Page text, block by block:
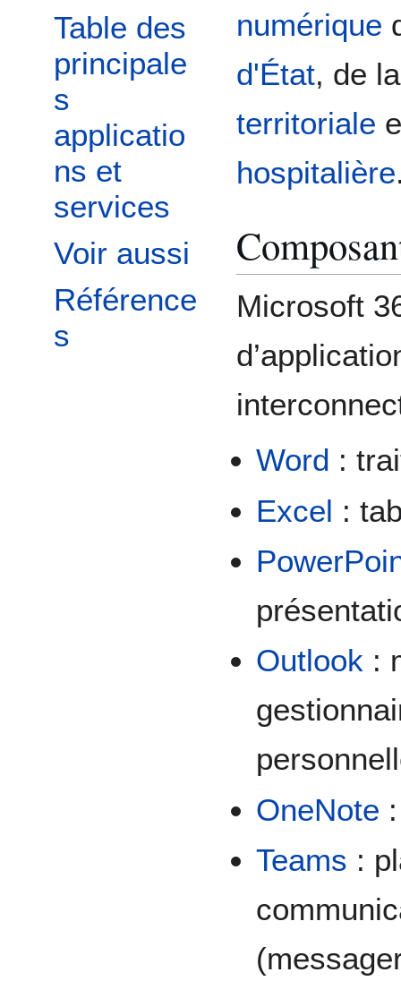
Table des
principale
s
applicatio
ns et
services
Voir aussi
Référence
s
numérique
d'État, de
territoriale
hospitalière
Microsoft
Word :
Excel :
Outlook :
OneNote
Teams :